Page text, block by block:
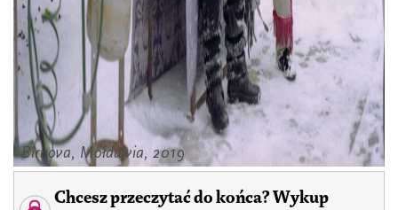
Bîrnova, Mołdawia, 2019
Chcesz przeczytać do końca? Wykup